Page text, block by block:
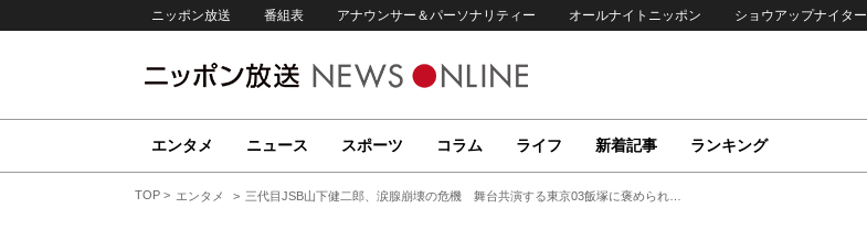
ニッポン放送 番組表 アナウンサー＆パーソナリティー オールナイトニッポン ショウアップナイター
エンタメ ニュース スポーツ コラム ライフ 新着記事 ランキング
TOP エンタメ 三代目JSB山下健二郎、涙腺崩壊の危機 舞台共演する東京03飯塚に褒められ…